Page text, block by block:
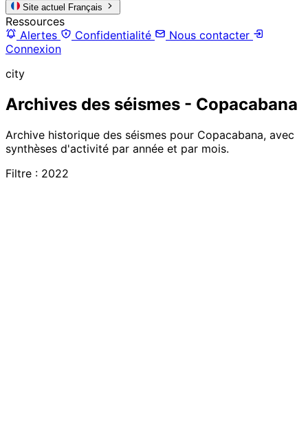
Site actuel Français
Ressources
Alertes
Confidentialité
Nous contacter
Connexion
city
Archives des séismes - Copacabana
Archive historique des séismes pour Copacabana, avec
synthèses d'activité par année et par mois.
Filtre : 2022